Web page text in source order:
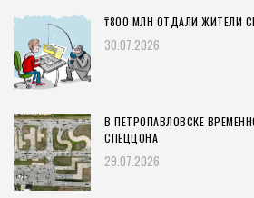
₸800 МЛН ОТДАЛИ ЖИТЕЛИ
30.07.2026
В ПЕТРОПАВЛОВСКЕ
СПЕЦЦОНА
29.07.2026